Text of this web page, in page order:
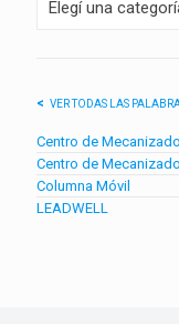
Elegí una
VER TODAS LAS
Centro de
Centro de
Columna Móvil
LEADWELL